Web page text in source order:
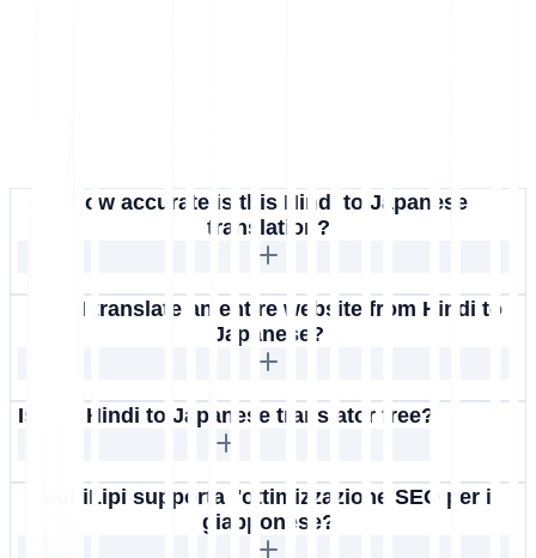
How accurate is this Hindi to Japanese
translation?
Can I translate an entire website from Hindi to
Japanese?
Is this Hindi to Japanese translator free?
MultiLipi supporta l'ottimizzazione SEO per il
giapponese?